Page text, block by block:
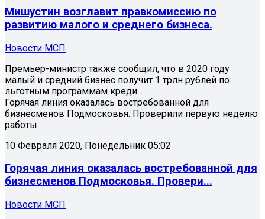
Мишустин возглавит правкомиссию по
развитию малого и среднего бизнеса.
Новости МСП
Премьер-министр также сообщил, что в 2020 году
малый и средний бизнес получит 1 трлн рублей по
льготным программам креди...
Горячая линия оказалась востребованной для
бизнесменов Подмосковья. Проверили первую неделю
работы.
10 Февраля 2020, Понедельник 05:02
Горячая линия оказалась востребованной для
бизнесменов Подмосковья. Провери...
Новости МСП